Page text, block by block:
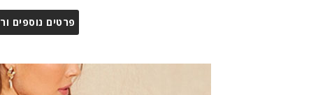
פרטים נוספים